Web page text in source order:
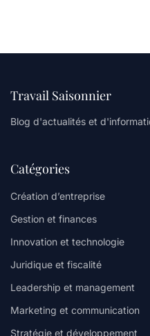
Travail Saisonnier
Blog d'actualités et
Catégories
Création d’entreprise
Gestion et finances
Innovation et technologie
Juridique et fiscalité
Leadership et management
Marketing et communication
Stratégie et développement